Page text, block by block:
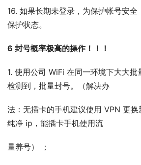
16. 如果长期未登录，为保护帐号安全
保护状态。
6 封号概率极高的操作！！！
1. 使用公司 WiFi 在同一环境下大⼤
检测到，批量封号。（解决办
法：无插卡的手机建议使用 VPN 更
纯净 ip，能插卡手机使用流
量养号） ；